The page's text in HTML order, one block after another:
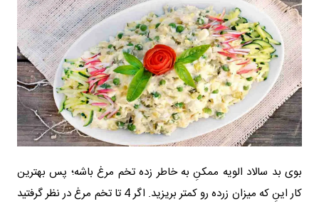
بوی بد سالاد الویه ممکنِ به خاطر زده تخم مرغ باشه؛ پس بهترین
کار اینِ که میزان زرده رو کمتر بریزید. اگر 4 تا تخم مرغ در نظر گرفتید